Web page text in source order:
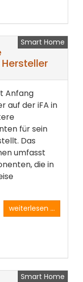
Smart Home
Anfang
auf der iFA in
für sein
Das
umfasst
die in
weiterlesen ...
Smart Home